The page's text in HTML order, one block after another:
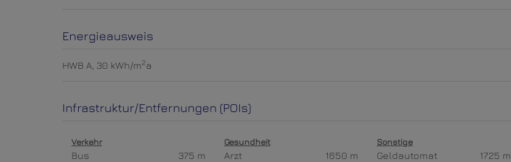
Energieausweis
HWB A, 30 kWh/m2a
Infrastruktur/Entfernungen (POIs)
Verkehr
Bus
375 m
Gesundheit
Arzt
1650 m
Sonstige
Geldautomat
1725 m